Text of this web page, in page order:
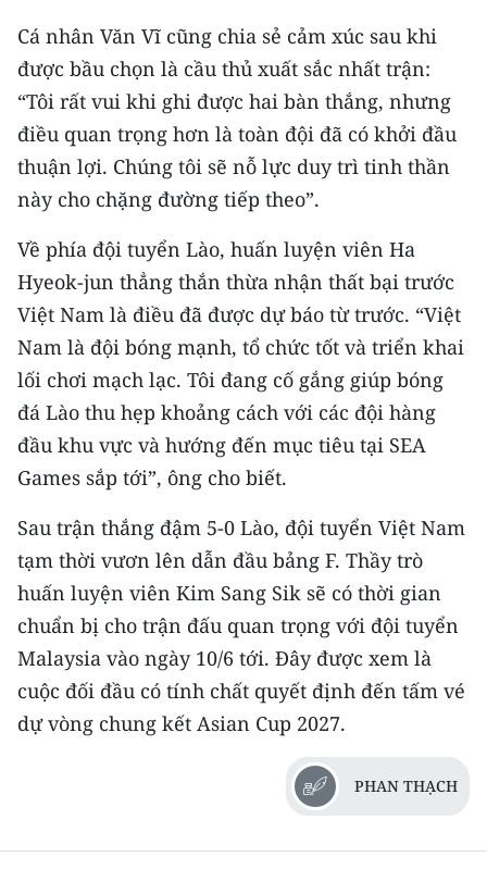
TIN MỚI
TIN ĐỊA PHƯƠNG
Trung du và miền núi phía Bắc
Đồng bằng sông Hồng
Bắc Trung Bộ
Duyên hải Nam Trung Bộ và Tây
Nguyên
Đông Nam Bộ
Đồng bằng sông Cửu Long
Chuyên trang TP. Hồ Chí Minh
CHUYÊN ĐỀ
CÁC CHUYÊN TRANG
VỀ BÁO NHÂN DÂN
Cá nhân Văn Vĩ cũng chia sẻ cảm xúc sau khi
được bầu chọn là cầu thủ xuất sắc nhất trận:
“Tôi rất vui khi ghi được hai bàn thắng, nhưng
điều quan trọng hơn là toàn đội đã có khởi đầu
thuận lợi. Chúng tôi sẽ nỗ lực duy trì tinh thần
này cho chặng đường tiếp theo”.
Về phía đội tuyển Lào, huấn luyện viên Ha
Hyeok-jun thẳng thắn thừa nhận thất bại trước
Việt Nam là điều đã được dự báo từ trước. “Việt
Nam là đội bóng mạnh, tổ chức tốt và triển khai
lối chơi mạch lạc. Tôi đang cố gắng giúp bóng
đá Lào thu hẹp khoảng cách với các đội hàng
đầu khu vực và hướng đến mục tiêu tại SEA
Games sắp tới”, ông cho biết.
Sau trận thắng đậm 5-0 Lào, đội tuyển Việt Nam
tạm thời vươn lên dẫn đầu bảng F. Thầy trò
huấn luyện viên Kim Sang Sik sẽ có thời gian
chuẩn bị cho trận đấu quan trọng với đội tuyển
Malaysia vào ngày 10/6 tới. Đây được xem là
cuộc đối đầu có tính chất quyết định đến tấm vé
dự vòng chung kết Asian Cup 2027.
PHAN THẠCH